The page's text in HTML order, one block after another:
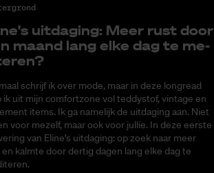
uit­da­ging: Meer rust door
maand lang elke dag te me­
schrijf ik over mode, maar in deze longread
ik uit mijn comfortzone vol teddystof, vintage en
items. Ik ga namelijk de uitdaging aan. Niet
voor mezelf, maar ook voor jullie. In deze eerste
van Eline's uitdaging: op zoek naar meer
kalmte door dertig dagen lang elke dag te